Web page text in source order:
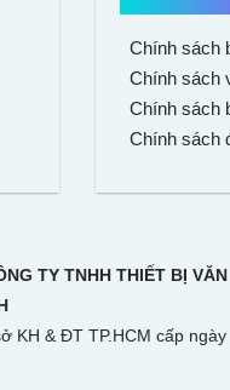
Chính sách
Chính sách
Chính sách
Chính sách
TY TNHH THIẾT BỊ VĂN
KH & ĐT TP.HCM cấp ngày